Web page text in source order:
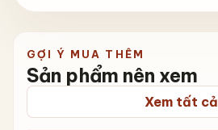
GỢI Ý MUA THÊM
Sản phẩm nên xem
Xem tất cả